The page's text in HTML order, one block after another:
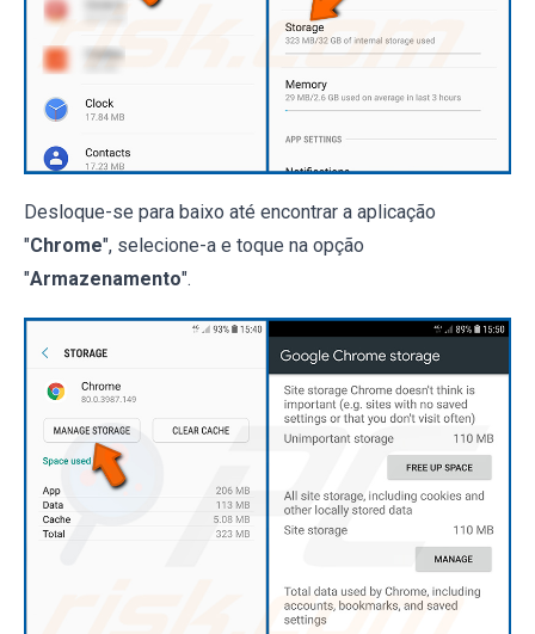
Desloque-se para baixo até encontrar a aplicação
"Chrome", selecione-a e toque na opção
"Armazenamento".